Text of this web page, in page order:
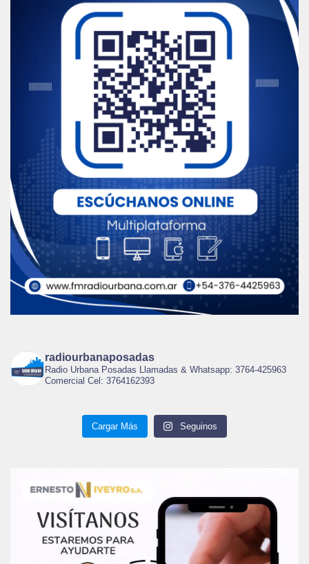
radiourbanaposadas
Radio Urbana Posadas Llamadas & Whatsapp: 3764-425963
Comercial Cel: 3764162393
Cargar Más Seguinos